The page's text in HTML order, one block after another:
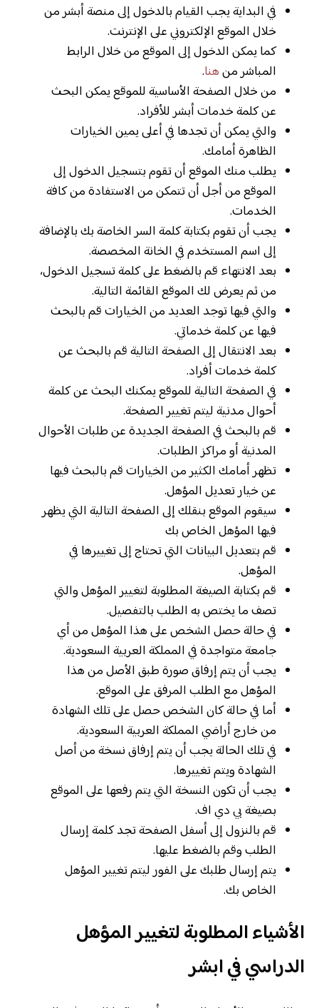
في البداية يجب القيام بالدخول إلى منصة أبشر من
خلال الموقع الإلكتروني على الإنترنت.
كما يمكن الدخول إلى الموقع من خلال الرابط
المباشر منهنا.
من خلال الصفحة الأساسية للموقع يمكن البحث
عن كلمة خدمات أبشر للأفراد.
والتي يمكن أن تجدها في أعلى يمين الخيارات
الظاهرة أمامك.
يطلب منك الموقع أن تقوم بتسجيل الدخول إلى
الموقع من أجل أن تتمكن من الاستفادة من كافة
الخدمات.
يجب أن تقوم بكتابة كلمة السر الخاصة بك بالإضافة
إلى اسم المستخدم في الخانة المخصصة.
بعد الانتهاء قم بالضغط على كلمة تسجيل الدخول،
من ثم يعرض لك الموقع القائمة التالية.
والتي فيها توجد العديد من الخيارات قم بالبحث
فيها عن كلمة خدماتي.
بعد الانتقال إلى الصفحة التالية قم بالبحث عن
كلمة خدمات أفراد.
في الصفحة التالية للموقع يمكنك البحث عن كلمة
أحوال مدنية ليتم تغيير الصفحة.
قم بالبحث في الصفحة الجديدة عن طلبات الأحوال
المدنية أو مراكز الطلبات.
تظهر أمامك الكثير من الخيارات قم بالبحث فيها
عن خيار تعديل المؤهل.
سيقوم الموقع بنقلك إلى الصفحة التالية التي يظهر
فيها المؤهل الخاص بك
قم بتعديل البيانات التي تحتاج إلى تغييرها في
المؤهل.
قم بكتابة الصيغة المطلوبة لتغيير المؤهل والتي
تصف ما يختص به الطلب بالتفصيل.
في حالة حصل الشخص على هذا المؤهل من أي
جامعة متواجدة في المملكة العربية السعودية.
يجب أن يتم إرفاق صورة طبق الأصل من هذا
المؤهل مع الطلب المرفق على الموقع.
أما في حالة كان الشخص حصل على تلك الشهادة
من خارج أراضي المملكة العربية السعودية.
في تلك الحالة يجب أن يتم إرفاق نسخة من أصل
الشهادة ويتم تغييرها.
يجب أن تكون النسخة التي يتم رفعها على الموقع
بصيغة بي دي اف.
قم بالنزول إلى أسفل الصفحة تجد كلمة إرسال
الطلب وقم بالضغط عليها.
يتم إرسال طلبك على الفور ليتم تغيير المؤهل
الخاص بك.
الأشياء المطلوبة لتغيير المؤهل
الدراسي في ابشر